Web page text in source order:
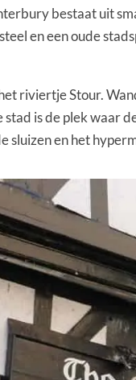
bestaat uit
en een oude
riviertje Stour.
is de plek waar
sluizen en het